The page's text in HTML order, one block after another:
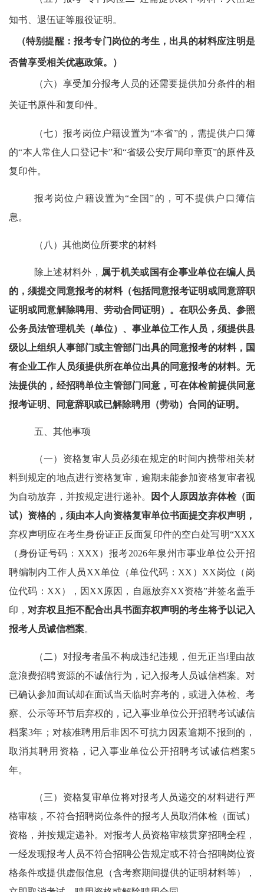
知书、退伍证等服役证明。
（特别提醒：报考专门岗位的考生，出具的材料应注明是
否曾享受相关优惠政策。）
（六）享受加分报考人员的还需要提供加分条件的相
关证书原件和复印件。
（七）报考岗位户籍设置为“本省”的，需提供户口簿
的“本人常住人口登记卡”和“省级公安厅局印章页”的原件及
复印件。
报考岗位户籍设置为“全国”的，可不提供户口簿信
息。
（八）其他岗位所要求的材料
除上述材料外， 属于机关或国有企事业单位在编人员
的，须提交同意报考的材料（包括同意报考证明或同意辞职
证明或同意解除聘用、劳动合同证明）。在职公务员、参照
公务员法管理机关（单位）、事业单位工作人员，须提供县
级以上组织人事部门或主管部门出具的同意报考的材料，国
有企业工作人员须提供所在单位出具的同意报考的材料。无
法提供的，经招聘单位主管部门同意，可在体检前提供同意
报考证明、同意辞职或已解除聘用（劳动）合同的证明。
五、其他事项
（一）资格复审人员必须在规定的时间内携带相关材
料到规定的地点进行资格复审，逾期未能参加资格复审者视
为自动放弃 ，并按规定进行递补。 因个人原因放弃体检（面
试） 资格的，须由本人向资格复审单位书面提交弃权声明 ，
弃权声明应在考生身份证正反面复印件的空白处写明“XXX
（身份证号码： XXX）报考2026年泉州市事业单位公开招
聘编制内工作人员XX单位（单位代码：XX）XX岗位（岗
位代码： XX），因XX原因，自愿放弃XX资格”并签名盖手
印 ，对弃权且拒不配合出具书面弃权声明的考生将予以记入
报考人员诚信档案。
（二）对报考者虽不构成违纪违规，但无正当理由故
意浪费招聘资源的不诚信行为，记入报考人员诚信档案。对
已确认参加面试却在面试当天临时弃考的，或进入体检、考
察、公示等环节后弃权的，记入事业单位公开招聘考试诚信
档案3年；对核准聘用后非因不可抗力因素逾期不报到的，
取消其聘用资格，记入事业单位公开招聘考试诚信档案5
年。
（三）资格复审单位将对报考人员递交的材料进行严
格审核，不符合招聘岗位条件的报考人员取消体检（面试）
资格，并按规定递补。对报考人员资格审核贯穿招聘全程，
一经发现报考人员不符合招聘公告规定或不符合招聘岗位资
格条件或提供虚假信息（含考察期间提供的证明材料等），